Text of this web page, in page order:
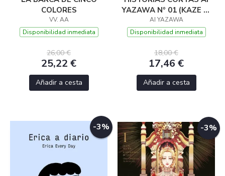
COLORES
VV. AA
Disponibilidad inmediata
26,00 €
25,22 €
Añadir a cesta
YAZAWA Nº 01 (KAZE NI
NARE!)
AI YAZAWA
Disponibilidad inmediata
18,00 €
17,46 €
Añadir a cesta
-3% -3%